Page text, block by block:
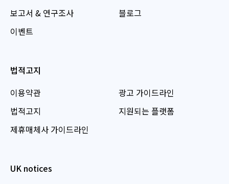
보고서 & 연구조사
이벤트
블로그
법적고지
이용약관
법적고지
제휴매체사 가이드라인
광고 가이드라인
지원되는 플랫폼
UK notices